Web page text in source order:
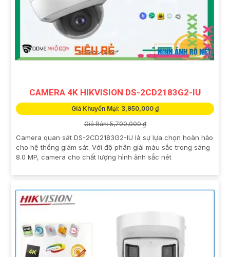
CAMERA 4K HIKVISION DS-2CD2183G2-IU
Giá Khuyến Mại: 3,950,000 ₫
Giá Bán: 5,700,000 ₫
Camera quan sát DS-2CD2183G2-IU là sự lựa chọn hoàn hảo
cho hệ thống giám sát. Với độ phân giải màu sắc trong sáng
8.0 MP, camera cho chất lượng hình ảnh sắc nét